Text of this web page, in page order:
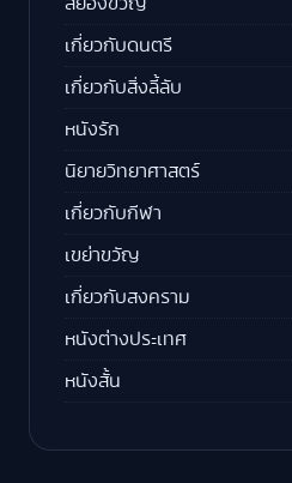
เกี่ยวกับดนตรี
เกี่ยวกับสิ่งลี้ลับ
หนังรัก
นิยายวิทยาศาสตร์
เกี่ยวกับกีฬา
เขย่าขวัญ
เกี่ยวกับสงคราม
หนังต่างประเทศ
หนังสั้น